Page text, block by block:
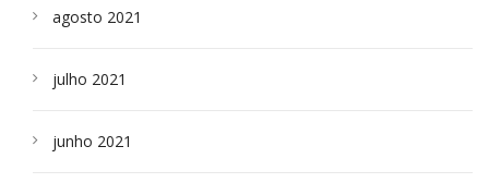
agosto 2021
julho 2021
junho 2021